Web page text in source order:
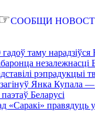
☞СООБЩИ
таму
незалежнасці
рэпрадукцыі
Янка Купала —
Беларусі
«Саракі» правядуць